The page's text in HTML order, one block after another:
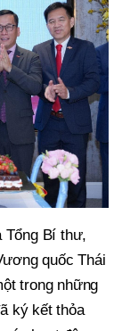
Tổng Bí thư,
quốc Thái
trong những
ký kết thỏa